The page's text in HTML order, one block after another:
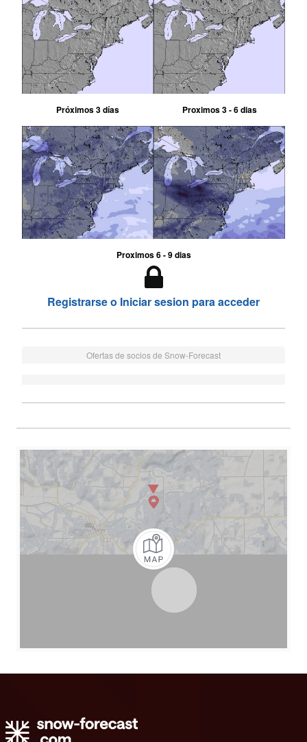
Próximos 3 días Proximos 3 - 6 dias
Proximos 6 - 9 dias
Registrarse o Iniciar sesion para acceder
Ofertas de socios de Snow-Forecast